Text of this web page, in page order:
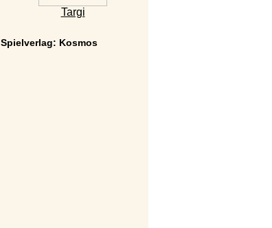
Targi
Spielverlag: Kosmos